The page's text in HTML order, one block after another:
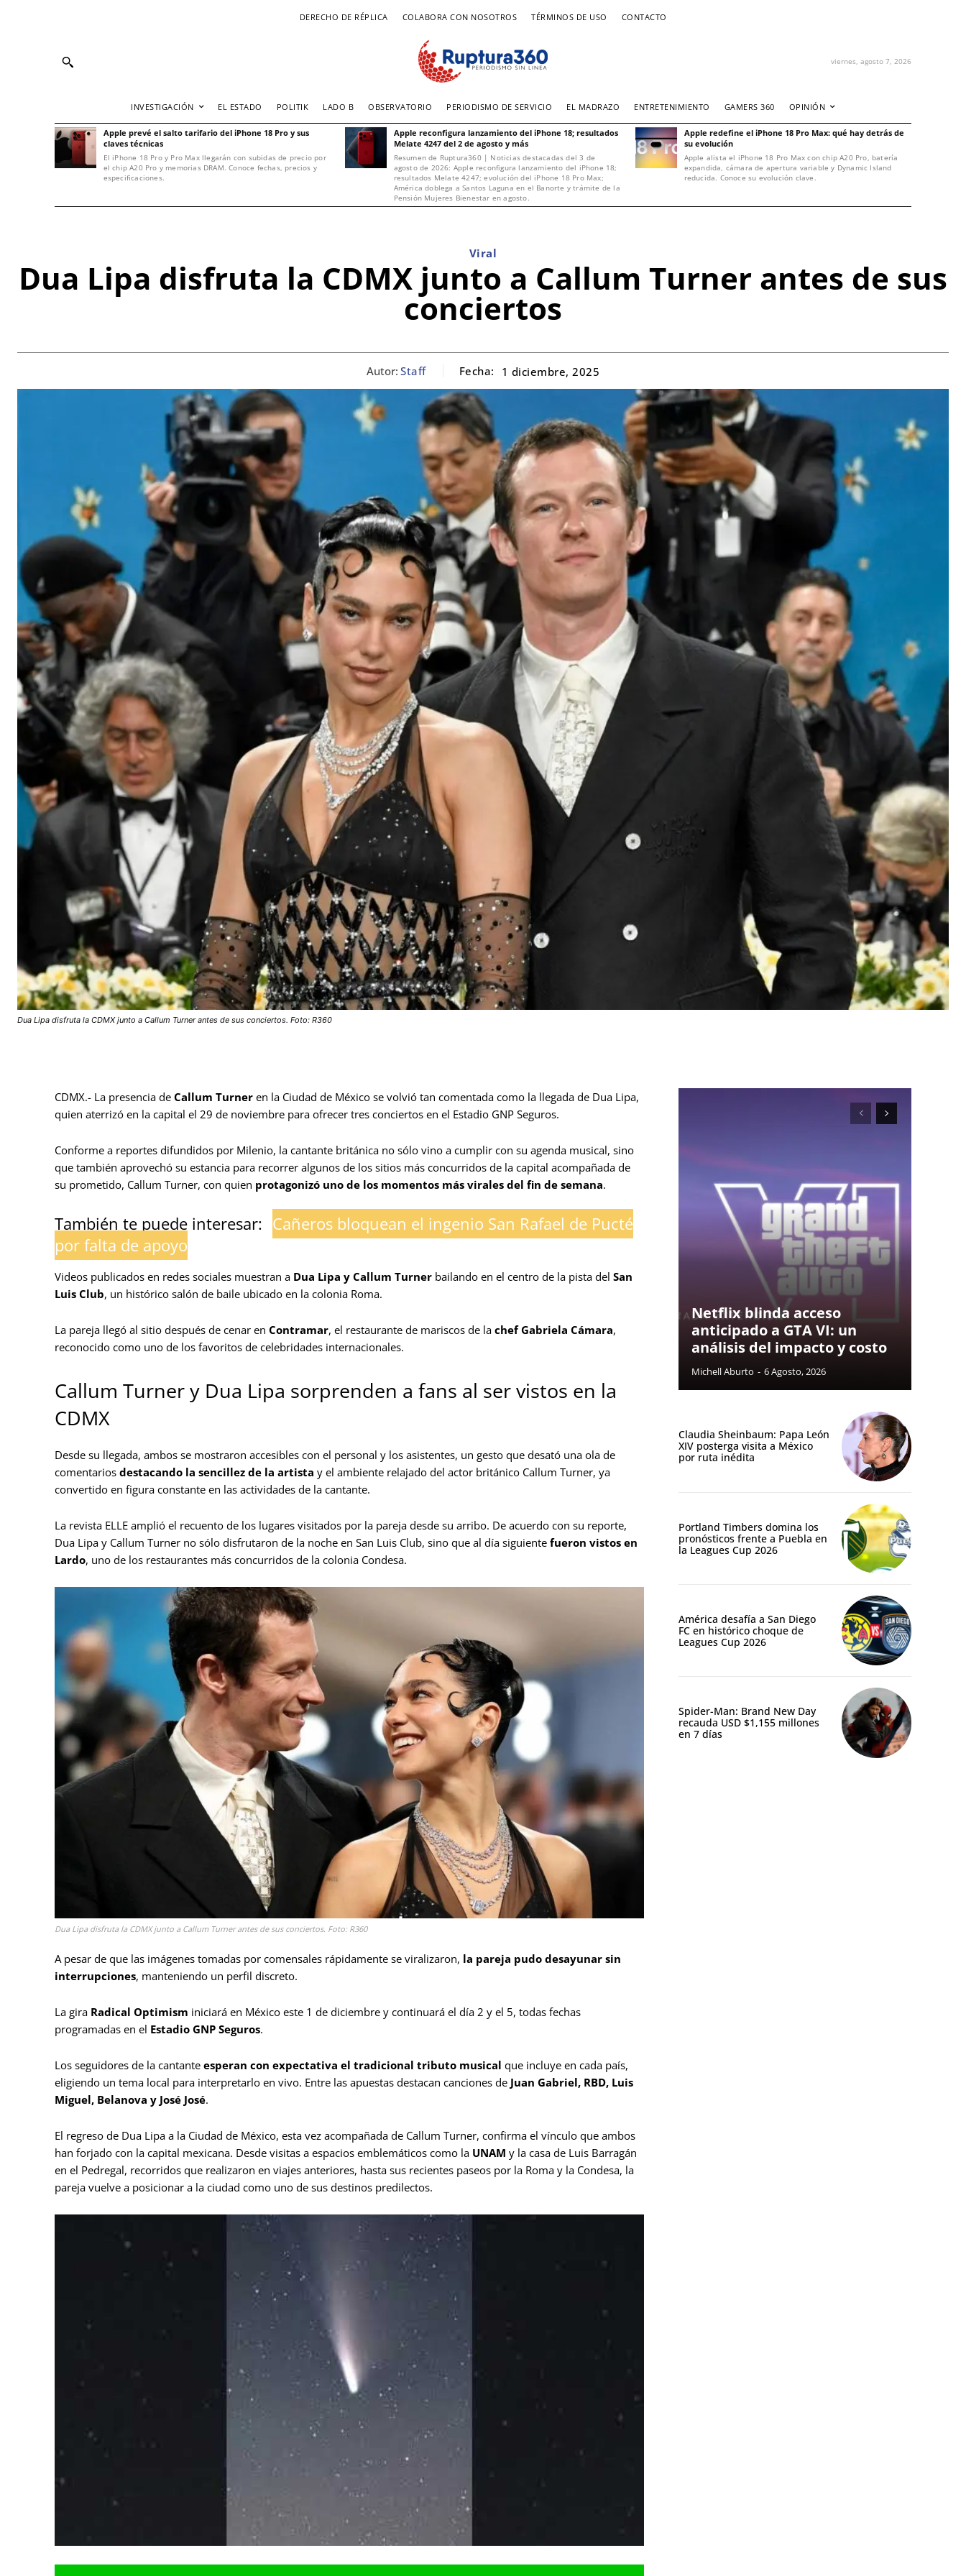
DERECHO DE RÉPLICA COLABORA CON NOSOTROS TÉRMINOS DE USO CONTACTO
viernes, agosto 7, 2026
INVESTIGACIÓN EL ESTADO POLITIK LADO B OBSERVATORIO PERIODISMO DE SERVICIO EL MADRAZO ENTRETENIMIENTO GAMERS 360 OPINIÓN
Apple prevé el salto tarifario del iPhone 18 Pro y sus
claves técnicas
El iPhone 18 Pro y Pro Max llegarán con subidas de precio por
el chip A20 Pro y memorias DRAM. Conoce fechas, precios y
especificaciones.
Apple reconfigura lanzamiento del iPhone 18; resultados
Melate 4247 del 2 de agosto y más
Resumen de Ruptura360 | Noticias destacadas del 3 de
agosto de 2026: Apple reconfigura lanzamiento del iPhone 18;
resultados Melate 4247; evolución del iPhone 18 Pro Max;
América doblega a Santos Laguna en el Banorte y trámite de la
Pensión Mujeres Bienestar en agosto.
Apple redefine el iPhone 18 Pro Max: qué hay detrás de
su evolución
Apple alista el iPhone 18 Pro Max con chip A20 Pro, batería
expandida, cámara de apertura variable y Dynamic Island
reducida. Conoce su evolución clave.
Viral
Dua Lipa disfruta la CDMX junto a Callum Turner antes de sus
conciertos
Autor: Staff Fecha: 1 diciembre, 2025
Dua Lipa disfruta la CDMX junto a Callum Turner antes de sus conciertos. Foto: R360
CDMX.- La presencia de Callum Turner en la Ciudad de México se volvió tan comentada como la llegada de Dua Lipa,
quien aterrizó en la capital el 29 de noviembre para ofrecer tres conciertos en el Estadio GNP Seguros.
Conforme a reportes difundidos por Milenio, la cantante británica no sólo vino a cumplir con su agenda musical, sino
que también aprovechó su estancia para recorrer algunos de los sitios más concurridos de la capital acompañada de
su prometido, Callum Turner, con quien protagonizó uno de los momentos más virales del fin de semana.
También te puede interesar: Cañeros bloquean el ingenio San Rafael de Pucté
por falta de apoyo
Videos publicados en redes sociales muestran a Dua Lipa y Callum Turner bailando en el centro de la pista del San
Luis Club, un histórico salón de baile ubicado en la colonia Roma.
La pareja llegó al sitio después de cenar en Contramar, el restaurante de mariscos de la chef Gabriela Cámara,
reconocido como uno de los favoritos de celebridades internacionales.
Callum Turner y Dua Lipa sorprenden a fans al ser vistos en la
CDMX
Desde su llegada, ambos se mostraron accesibles con el personal y los asistentes, un gesto que desató una ola de
comentarios destacando la sencillez de la artista y el ambiente relajado del actor británico Callum Turner, ya
convertido en figura constante en las actividades de la cantante.
La revista ELLE amplió el recuento de los lugares visitados por la pareja desde su arribo. De acuerdo con su reporte,
Dua Lipa y Callum Turner no sólo disfrutaron de la noche en San Luis Club, sino que al día siguiente fueron vistos en
Lardo, uno de los restaurantes más concurridos de la colonia Condesa.
Dua Lipa disfruta la CDMX junto a Callum Turner antes de sus conciertos. Foto: R360
A pesar de que las imágenes tomadas por comensales rápidamente se viralizaron, la pareja pudo desayunar sin
interrupciones, manteniendo un perfil discreto.
La gira Radical Optimism iniciará en México este 1 de diciembre y continuará el día 2 y el 5, todas fechas
programadas en el Estadio GNP Seguros.
Los seguidores de la cantante esperan con expectativa el tradicional tributo musical que incluye en cada país,
eligiendo un tema local para interpretarlo en vivo. Entre las apuestas destacan canciones de Juan Gabriel, RBD, Luis
Miguel, Belanova y José José.
El regreso de Dua Lipa a la Ciudad de México, esta vez acompañada de Callum Turner, confirma el vínculo que ambos
han forjado con la capital mexicana. Desde visitas a espacios emblemáticos como la UNAM y la casa de Luis Barragán
en el Pedregal, recorridos que realizaron en viajes anteriores, hasta sus recientes paseos por la Roma y la Condesa, la
pareja vuelve a posicionar a la ciudad como uno de sus destinos predilectos.
Netflix blinda acceso
anticipado a GTA VI: un
análisis del impacto y costo
Michell Aburto - 6 Agosto, 2026
Claudia Sheinbaum: Papa León
XIV posterga visita a México
por ruta inédita
Portland Timbers domina los
pronósticos frente a Puebla en
la Leagues Cup 2026
América desafía a San Diego
FC en histórico choque de
Leagues Cup 2026
Spider-Man: Brand New Day
recauda USD $1,155 millones
en 7 días